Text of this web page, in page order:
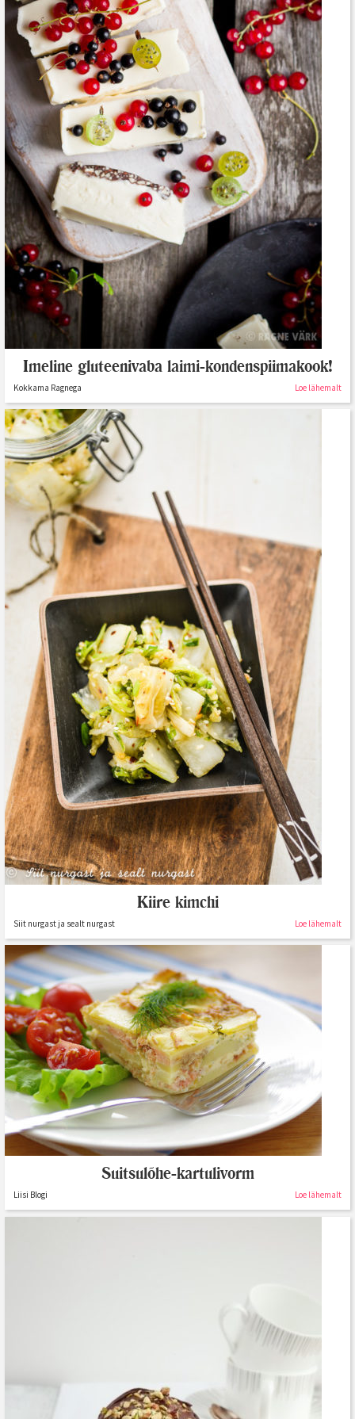
Imeline gluteenivaba laimi-kondenspiimakook!
Kokkama Ragnega Loe lähemalt
Kiire kimchi
Siit nurgast ja sealt nurgast Loe lähemalt
Suitsulõhe-kartulivorm
Liisi Blogi Loe lähemalt